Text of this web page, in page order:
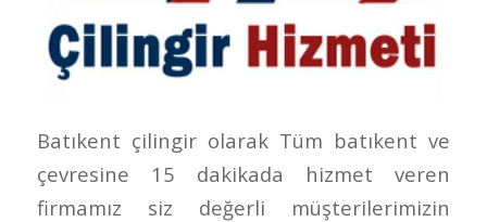
Batıkent çilingir olarak Tüm batıkent ve
çevresine 15 dakikada hizmet veren
firmamız siz değerli müşterilerimizin